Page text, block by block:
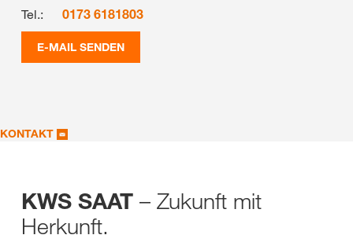
Tel.:
0173 6181803
E-MAIL SENDEN
KONTAKT
KWS SAAT – Zukunft mit
Herkunft.